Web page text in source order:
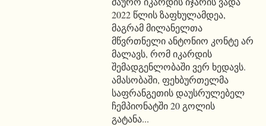
2022 წლის ზაფხულამდეა,
მაგრამ მილანელთა
მწვრთნელი ანტონიო კონტე არ
მალავს, რომ იკარდის
შემადგენლობაში ვერ ხედავს.
ამასობაში, ფეხბურთელმა
საფრანგეთის დაუსრულებელ
ჩემპიონატში 20 გოლის
გატანა...